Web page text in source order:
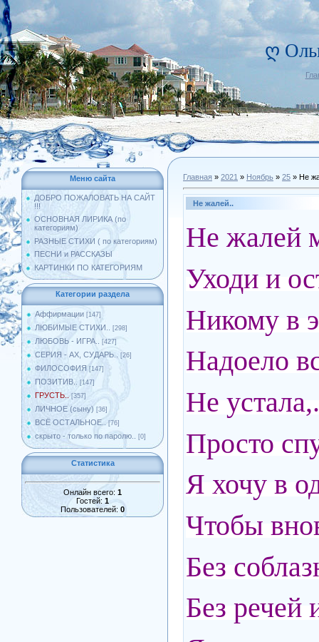
ღ
Меню сайта
ДОБРО ПОЖАЛОВАТЬ НА САЙТ
!!!
ОСНОВНАЯ ЛИРИКА (по
категориям)
РАЗНЫЕ СТИХИ ( по категориям)
ПЕСНИ и РАССКАЗЫ
КАРТИНКИ ПО КАТЕГОРИЯМ
Категории раздела
Аффирмации [147]
ЛЮБИМЫЕ СТИХИ.. [298]
ЛЮБОВЬ - ИГРА.. [427]
СЕРИЯ - АХ, СУДАРЬ.. [26]
ФИЛОСОФИЯ [147]
ПОЗИТИВ.. [147]
ГРУСТЬ.. [357]
ЛИЧНОЕ (сыну) [36]
ВСЁ ОСТАЛЬНОЕ.. [76]
скрыто - только по паролю.. [0]
Статистика
Онлайн всего: 1
Гостей: 1
Пользователей: 0
Главная » 2021 » Ноябрь » 25 » Не
Не жалей..
Не жалей
Уходи и
Никому в
Надоело
Не
Просто
Я хочу в
Чтобы
Без
Без речей